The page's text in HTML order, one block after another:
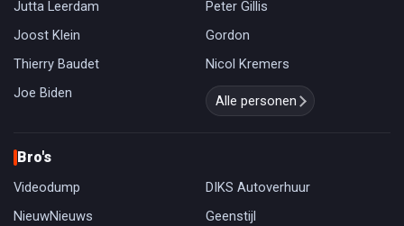
Jutta Leerdam
Peter Gillis
Joost Klein
Gordon
Thierry Baudet
Nicol Kremers
Joe Biden
Alle personen
Bro's
Videodump
DIKS Autoverhuur
NieuwNieuws
Geenstijl